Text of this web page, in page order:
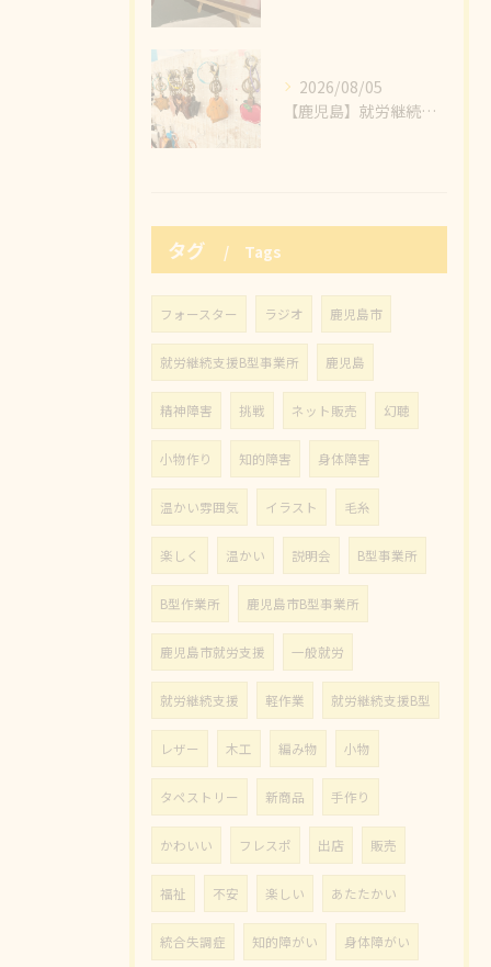
2026/08/05
【鹿児島】就労継続支援B型事業所 なないろ、本日もわくわくで販売を楽しむぞ～～💪
タグ Tags
フォースター ラジオ 鹿児島市
就労継続支援B型事業所 鹿児島
精神障害 挑戦 ネット販売 幻聴
小物作り 知的障害 身体障害
温かい雰囲気 イラスト 毛糸
楽しく 温かい 説明会 B型事業所
B型作業所 鹿児島市B型事業所
鹿児島市就労支援 一般就労
就労継続支援 軽作業 就労継続支援B型
レザー 木工 編み物 小物
タペストリー 新商品 手作り
かわいい フレスポ 出店 販売
福祉 不安 楽しい あたたかい
統合失調症 知的障がい 身体障がい